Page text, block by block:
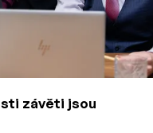
závěti jsou